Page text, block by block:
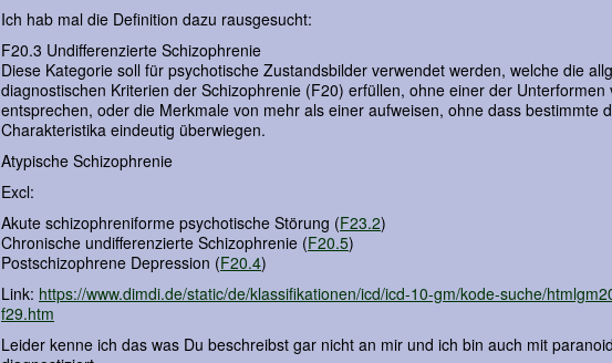
Ich hab mal die Definition dazu rausgesucht:
F20.3 Undifferenzierte Schizophrenie
Diese Kategorie soll für psychotische Zustandsbilder verwendet werden, welche die
diagnostischen Kriterien der Schizophrenie (F20) erfüllen, ohne einer der Unterformen
entsprechen, oder die Merkmale von mehr als einer aufweisen, ohne dass bestimmte
Charakteristika eindeutig überwiegen.
Atypische Schizophrenie
Excl:
Akute schizophreniforme psychotische Störung (F23.2)
Chronische undifferenzierte Schizophrenie (F20.5)
Postschizophrene Depression (F20.4)
Link: https://www.dimdi.de/static/de/klassifikationen/icd/icd-10-gm/kode-suche/
f29.htm
Leider kenne ich das was Du beschreibst gar nicht an mir und ich bin auch mit